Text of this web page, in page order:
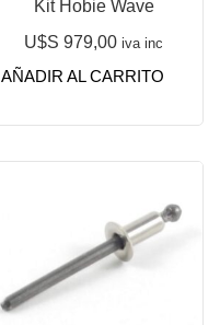
Kit Hobie Wave
U$S979,00 iva inc
AÑADIR AL CARRITO